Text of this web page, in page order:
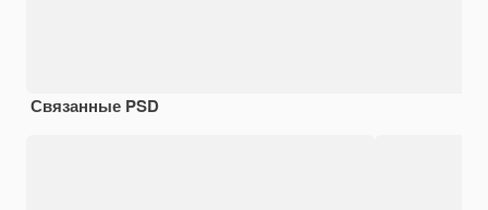
Связанные PSD